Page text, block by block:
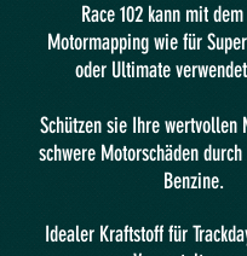
Race 102 kann mit
Motormapping wie für
oder Ultimate
Schützen sie Ihre wertvollen
schwere Motorschäden
Benzine.
Idealer Kraftstoff für